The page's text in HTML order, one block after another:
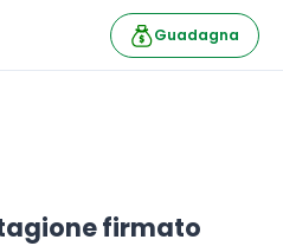
Guadagna
firmato